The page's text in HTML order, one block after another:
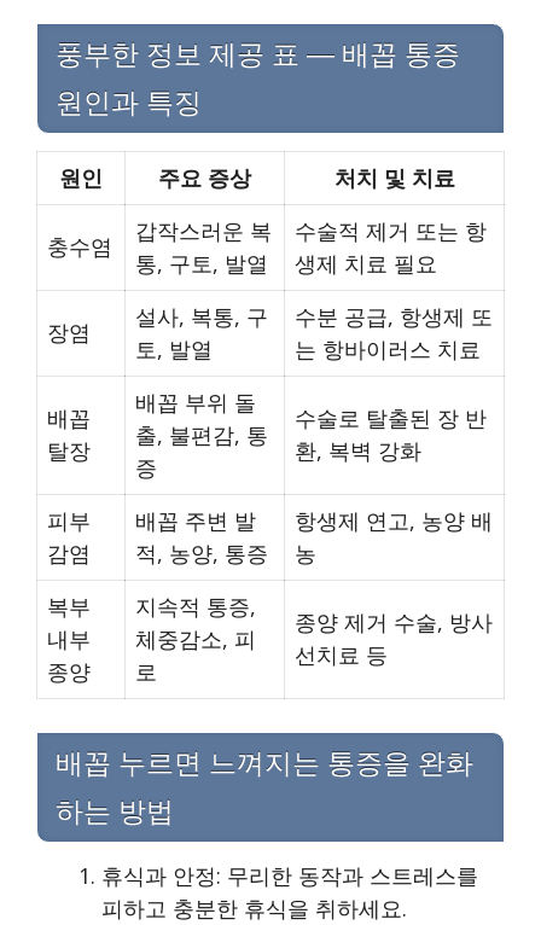
풍부한 정보 제공 표 — 배꼽 통증
원인과 특징
원인 주요 증상 처치 및 치료
충수염
갑작스러운 복
통, 구토, 발열
수술적 제거 또는 항
생제 치료 필요
장염
설사, 복통, 구
토, 발열
수분 공급, 항생제 또
는 항바이러스 치료
배꼽
탈장
배꼽 부위 돌
출, 불편감, 통
증
수술로 탈출된 장 반
환, 복벽 강화
피부
감염
배꼽 주변 발
적, 농양, 통증
항생제 연고, 농양 배
농
복부
내부
종양
지속적 통증,
체중감소, 피
로
종양 제거 수술, 방사
선치료 등
배꼽 누르면 느껴지는 통증을 완화
하는 방법
휴식과 안정: 무리한 동작과 스트레스를
피하고 충분한 휴식을 취하세요.